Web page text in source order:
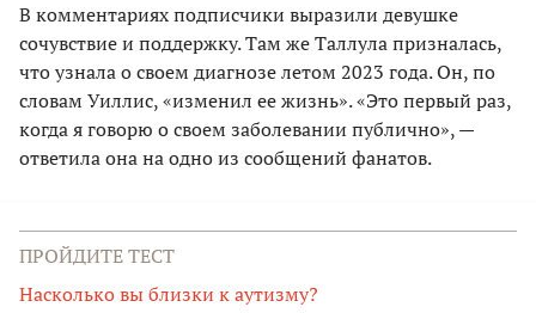
В комментариях подписчики выразили девушке
сочувствие и поддержку. Там же Таллула призналась,
что узнала о своем диагнозе летом 2023 года. Он, по
словам Уиллис, «изменил ее жизнь». «Это первый раз,
когда я говорю о своем заболевании публично», —
ответила она на одно из сообщений фанатов.
ПРОЙДИТЕ ТЕСТ
Насколько вы близки к аутизму?